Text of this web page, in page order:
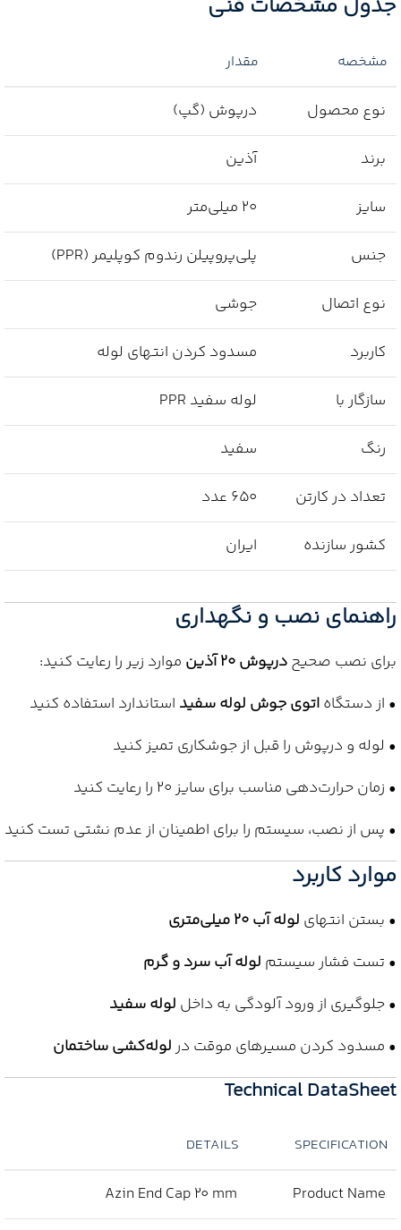
مشخصه مقدار
نوع محصول درپوش (گپ)
برند آذین
سایز 20 میلی‌متر
جنس پلی‌پروپیلن رندوم کوپلیمر (PPR)
نوع اتصال جوشی
کاربرد مسدود کردن انتهای لوله
سازگار با لوله سفید PPR
رنگ سفید
تعداد در کارتن 650 عدد
کشور سازنده ایران
راهنمای نصب و نگهداری
برای نصب صحیحدرپوش 20 آذین
موارد زیر را رعایت کنید:
• از دستگاهاتوی جوش لوله سفید استاندارد استفاده کنید
• لوله و درپوش را قبل از جوشکاری تمیز کنید
• زمان حرارت‌دهی مناسب برای سایز 20 را رعایت کنید
• پس از نصب، سیستم را برای اطمینان از عدم نشتی تست کنید
موارد کاربرد
• بستن انتهای لوله آب 20 میلی‌متری
• تست فشار سیستم لوله آب سرد و گرم
• جلوگیری از ورود آلودگی به داخل لوله سفید
• مسدود کردن مسیرهای موقت در لوله‌کشی ساختمان
Technical DataSheet
SPECIFICATION
DETAILS
Product Name
Azin End Cap 20 mm